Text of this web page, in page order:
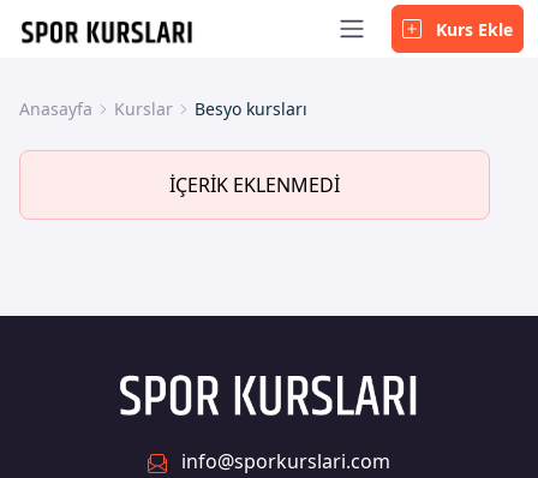
Kurs Ekle
Anasayfa Kurslar Besyo kursları
İÇERİK EKLENMEDİ
info@sporkurslari.com